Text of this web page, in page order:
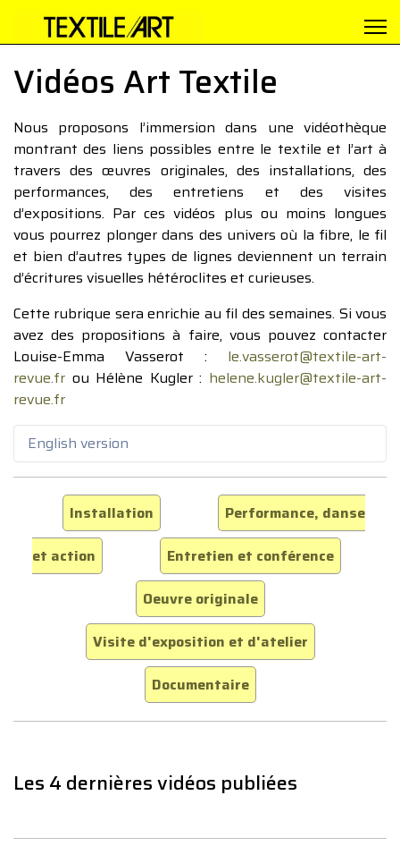
Vidéos Art Textile
Nous proposons l’immersion dans une vidéothèque
montrant des liens possibles entre le textile et l’art à
travers des œuvres originales, des installations, des
performances, des entretiens et des visites
d’expositions. Par ces vidéos plus ou moins longues
vous pourrez plonger dans des univers où la fibre, le fil
et bien d’autres types de lignes deviennent un terrain
d’écritures visuelles hétéroclites et curieuses.
Cette rubrique sera enrichie au fil des semaines. Si vous
avez des propositions à faire, vous pouvez contacter
Louise-Emma Vasserot : le.vasserot@textile-art-
revue.fr ou Hélène Kugler : helene.kugler@textile-art-
revue.fr
English version
Installation
Performance, danse
et action
Entretien et conférence
Oeuvre originale
Visite d'exposition et d'atelier
Documentaire
Les 4 dernières vidéos publiées